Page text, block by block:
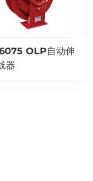
OLP自动伸
器